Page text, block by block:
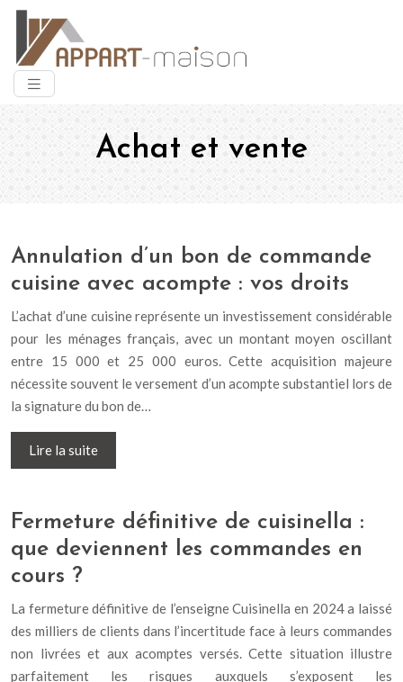
Achat et vente
Annulation d’un bon de commande
cuisine avec acompte : vos droits
L’achat d’une cuisine représente un investissement considérable
pour les ménages français, avec un montant moyen oscillant
entre 15 000 et 25 000 euros. Cette acquisition majeure
nécessite souvent le versement d’un acompte substantiel lors de
la signature du bon de…
Lire la suite
Fermeture définitive de cuisinella :
que deviennent les commandes en
cours ?
La fermeture définitive de l’enseigne Cuisinella en 2024 a laissé
des milliers de clients dans l’incertitude face à leurs commandes
non livrées et aux acomptes versés. Cette situation illustre
parfaitement les risques auxquels s’exposent les